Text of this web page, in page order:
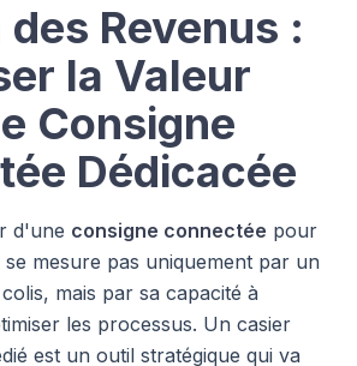
Revenus :
la Valeur
Consigne
Dédicacée
d'une consigne connectée pour
mesure pas uniquement par un
mais par sa capacité à
les processus. Un casier
est un outil stratégique qui va